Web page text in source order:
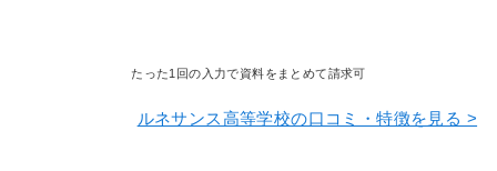
たった1回の入力で資料をまとめて請求可
ルネサンス高等学校の口コミ・特徴を見る >